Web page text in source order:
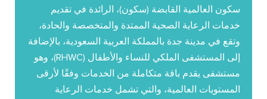
سكون العالمية القابضة (سكون)، الرائدة في تقديم
خدمات الرعاية الصحية الممتدة والمتخصصة والحادة،
وتقع في مدينة جدة بالمملكة العربية السعودية، بالإضافة
إلى المستشفى الملكي للنساء والأطفال (RHWC)، وهو
مستشفى يقدم باقة متكاملة من الخدمات وفقًا لأرقى
المستويات العالمية، والتي تشمل خدمات الرعاية